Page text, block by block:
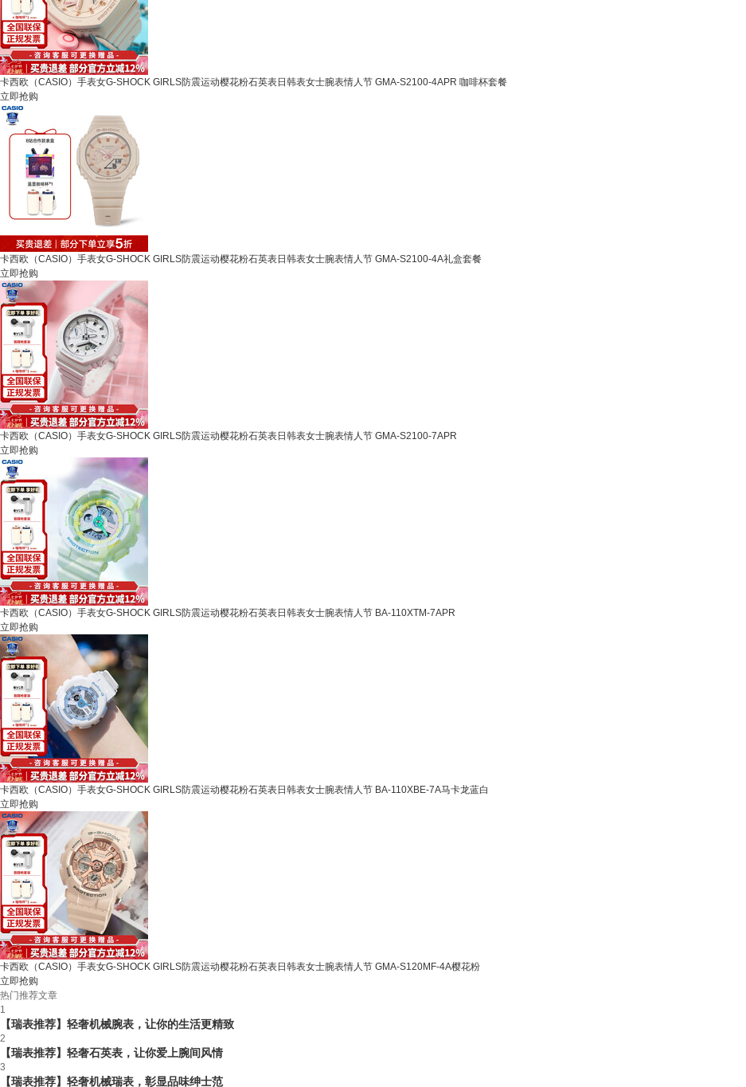
卡西欧（CASIO）手表女G-SHOCK GIRLS防震运动樱花粉石英表日韩表女士腕表情人节 GMA-S2100-4APR 咖啡杯套餐
立即抢购
卡西欧（CASIO）手表女G-SHOCK GIRLS防震运动樱花粉石英表日韩表女士腕表情人节 GMA-S2100-4A礼盒套餐
立即抢购
卡西欧（CASIO）手表女G-SHOCK GIRLS防震运动樱花粉石英表日韩表女士腕表情人节 GMA-S2100-7APR
立即抢购
卡西欧（CASIO）手表女G-SHOCK GIRLS防震运动樱花粉石英表日韩表女士腕表情人节 BA-110XTM-7APR
立即抢购
卡西欧（CASIO）手表女G-SHOCK GIRLS防震运动樱花粉石英表日韩表女士腕表情人节 BA-110XBE-7A马卡龙蓝白
立即抢购
卡西欧（CASIO）手表女G-SHOCK GIRLS防震运动樱花粉石英表日韩表女士腕表情人节 GMA-S120MF-4A樱花粉
立即抢购
热门推荐文章
1
【瑞表推荐】轻奢机械腕表，让你的生活更精致
2
【瑞表推荐】轻奢石英表，让你爱上腕间风情
3
【瑞表推荐】轻奢机械瑞表，彰显品味绅士范